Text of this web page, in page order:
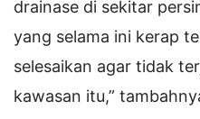
drainase di sekitar
yang selama ini kerap
selesaikan agar tidak
kawasan itu,”